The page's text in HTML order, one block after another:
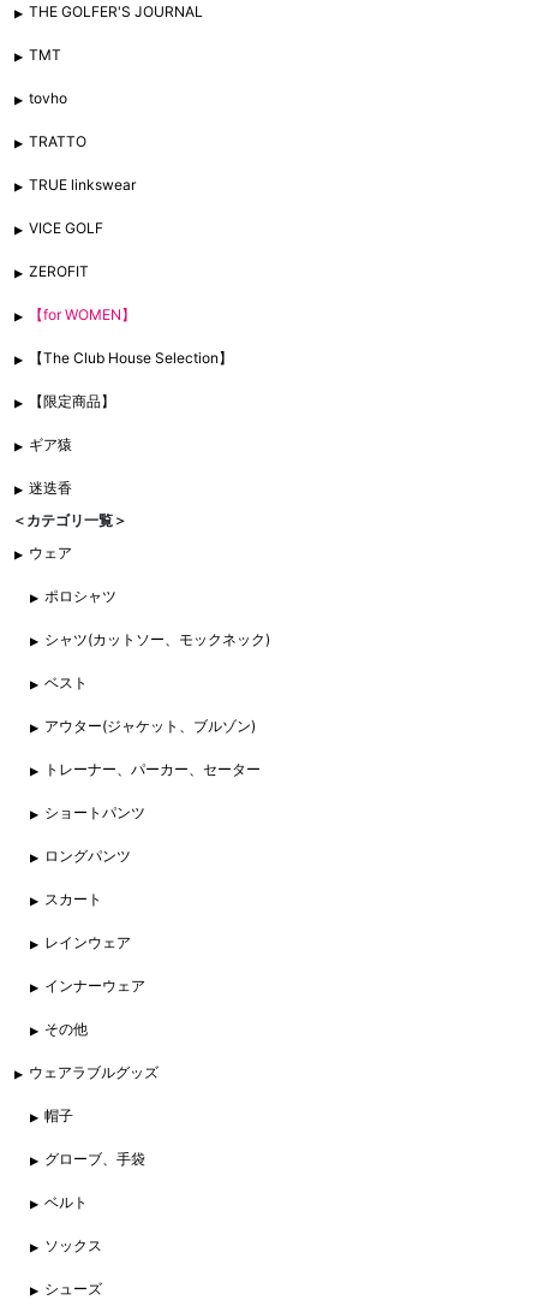
THE GOLFER'S JOURNAL
TMT
tovho
TRATTO
TRUE linkswear
VICE GOLF
ZEROFIT
【for WOMEN】
【The Club House Selection】
【限定商品】
ギア猿
迷迭香
＜カテゴリ一覧＞
ウェア
ポロシャツ
シャツ(カットソー、モックネック)
ベスト
アウター(ジャケット、ブルゾン)
トレーナー、パーカー、セーター
ショートパンツ
ロングパンツ
スカート
レインウェア
インナーウェア
その他
ウェアラブルグッズ
帽子
グローブ、手袋
ベルト
ソックス
シューズ